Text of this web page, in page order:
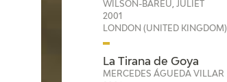
WILSON-BAREU, JULIET
2001
LONDON (UNITED KINGDOM)
La Tirana de Goya
MERCEDES ÁGUEDA VILLAR